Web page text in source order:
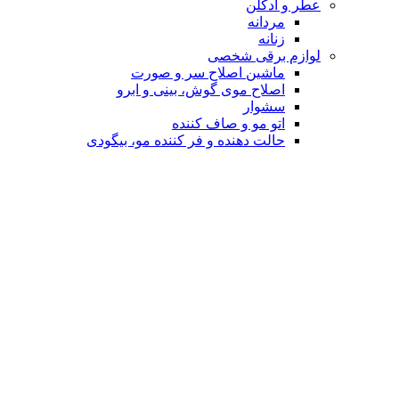
عطر و ادکلن
مردانه
زنانه
لوازم برقی شخصی
ماشین اصلاح سر و صورت
اصلاح موی گوش، بینی و ابرو
سشوار
اتو مو و صاف کننده
حالت دهنده و فر کننده مو، بیگودی